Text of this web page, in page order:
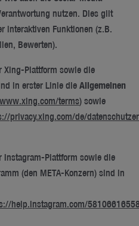
nutzen. Dies gilt
interaktiven Funktionen (z.B.
Bewerten).
Xing-Plattform sowie die
in erster Linie die Allgemeinen
terms) sowie
privacy.xing.com/de/
Plattform sowie die
(den META-Konzern) sind in
help.instagram.com/